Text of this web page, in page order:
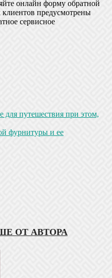
онлайн форму обратной
клиентов предусмотрены
сервисное
для путешествия при этом,
фурнитуры и ее
ОТ АВТОРА